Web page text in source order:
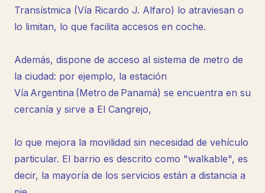
Transístmica (Vía Ricardo J. Alfaro) lo atraviesan o
lo limitan, lo que facilita accesos en coche.
Además, dispone de acceso al sistema de metro de
la ciudad: por ejemplo, la estación
Vía Argentina (Metro de Panamá) se encuentra en su
cercanía y sirve a El Cangrejo,
lo que mejora la movilidad sin necesidad de vehículo
particular. El barrio es descrito como "walkable", es
decir, la mayoría de los servicios están a distancia a